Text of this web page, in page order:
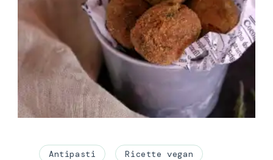
Antipasti Ricette vegan